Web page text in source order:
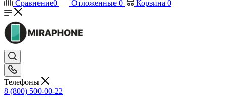
Сравнение0 Отложенные 0 Корзина 0
Телефоны
8 (800) 500-00-22